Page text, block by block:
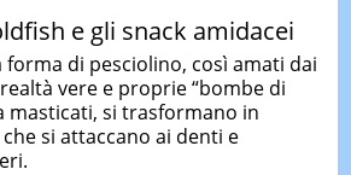
e gli snack amidacei
forma di pesciolino, così amati dai
vere e proprie “bombe di
masticati, si trasformano in
si attaccano ai denti e